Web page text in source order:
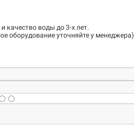
качество воды до 3-х лет.
оборудование уточняйте у менеджера)